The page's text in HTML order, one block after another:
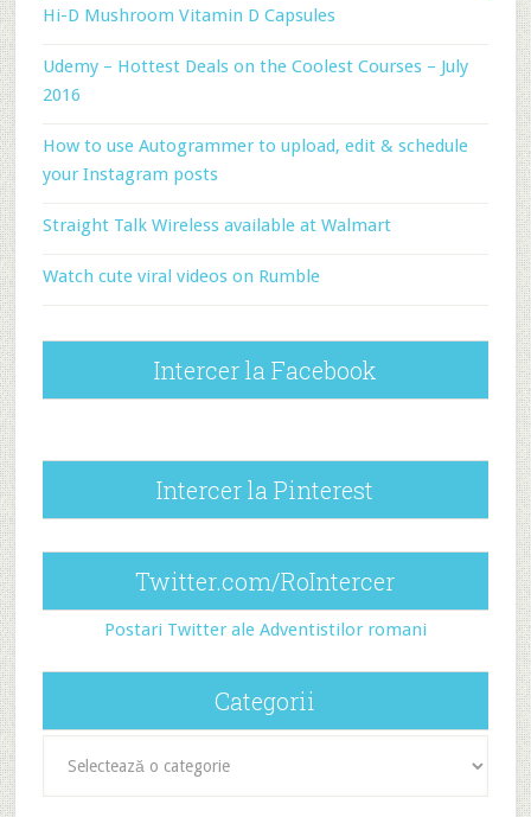
Hi-D Mushroom Vitamin D Capsules
Udemy – Hottest Deals on the Coolest Courses – July
2016
How to use Autogrammer to upload, edit & schedule
your Instagram posts
Straight Talk Wireless available at Walmart
Watch cute viral videos on Rumble
Intercer la Facebook
Intercer la Pinterest
Twitter.com/RoIntercer
Postari Twitter ale Adventistilor romani
Categorii